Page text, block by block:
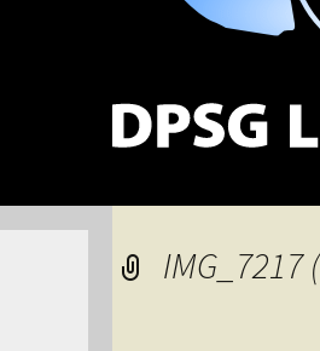
Deutsche
IMG_7217